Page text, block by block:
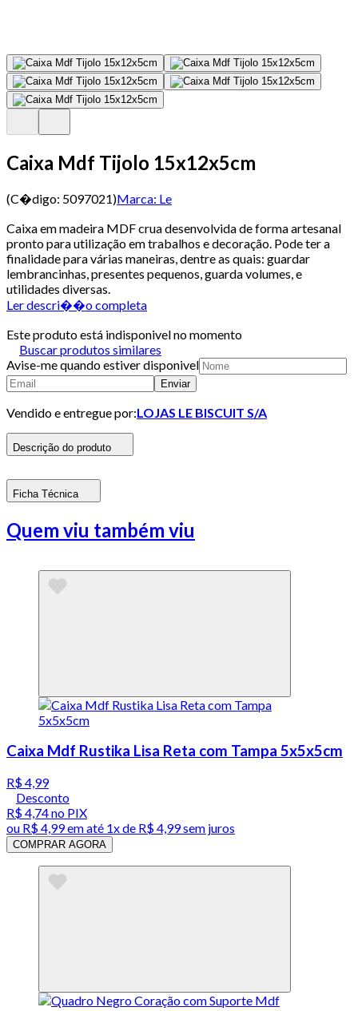
Caixa Mdf Tijolo 15x12x5cm
(C�digo: 5097021)Marca: Le
Caixa em madeira MDF crua desenvolvida de forma artesanal
pronto para utilização em trabalhos e decoração. Pode ter a
finalidade para várias maneiras, dentre as quais: guardar
lembrancinhas, presentes pequenos, guarda volumes, e
utilidades diversas.
Ler descri��o completa
Este produto está indisponivel no momento
Buscar produtos similares
Avise-me quando estiver disponivel
Enviar
Vendido e entregue por:LOJAS LE BISCUIT S/A
Descrição do produto
Ficha Técnica
Quem viu também viu
Caixa Mdf Rustika Lisa Reta com Tampa 5x5x5cm
R$ 4,99
Desconto
R$ 4,74no PIX
ou R$ 4,99em até 1x de R$ 4,99sem juros
COMPRAR AGORA